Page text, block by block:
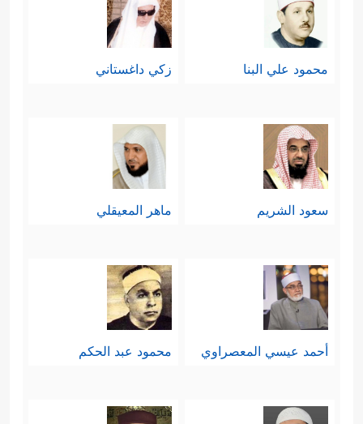
محمود علي البنا زكي داغستاني
سعود الشريم ماهر المعيقلي
أحمد عيسي المعصراوي محمود عبد الحكم